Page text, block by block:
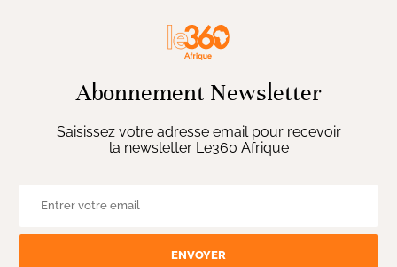
Abonnement Newsletter
Saisissez votre adresse email pour recevoir
la newsletter Le360 Afrique
ENVOYER